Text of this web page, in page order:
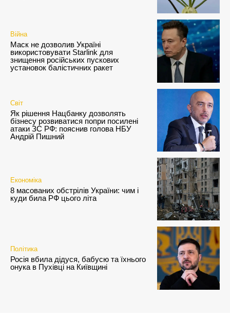
Війна
Маск не дозволив Україні
використовувати Starlink для
знищення російських пускових
установок балістичних ракет
Світ
Як рішення Нацбанку дозволять
бізнесу розвиватися попри посилені
атаки ЗС РФ: пояснив голова НБУ
Андрій Пишний
Економіка
8 масованих обстрілів України: чим і
куди била РФ цього літа
Політика
Росія вбила дідуся, бабусю та їхнього
онука в Пухівці на Київщині